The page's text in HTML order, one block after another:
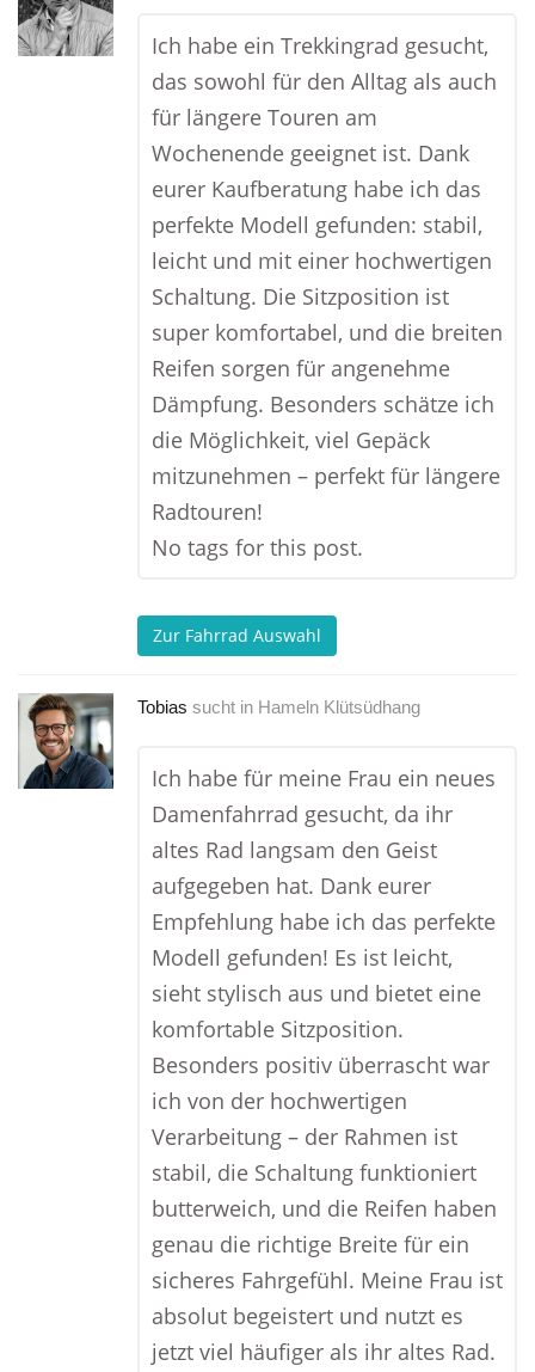
Ich habe ein Trekkingrad gesucht,
das sowohl für den Alltag als auch
für längere Touren am
Wochenende geeignet ist. Dank
eurer Kaufberatung habe ich das
perfekte Modell gefunden: stabil,
leicht und mit einer hochwertigen
Schaltung. Die Sitzposition ist
super komfortabel, und die breiten
Reifen sorgen für angenehme
Dämpfung. Besonders schätze ich
die Möglichkeit, viel Gepäck
mitzunehmen – perfekt für längere
Radtouren!
No tags for this post.
Zur Fahrrad Auswahl
Tobias sucht in Hameln Klütsüdhang
Ich habe für meine Frau ein neues
Damenfahrrad gesucht, da ihr
altes Rad langsam den Geist
aufgegeben hat. Dank eurer
Empfehlung habe ich das perfekte
Modell gefunden! Es ist leicht,
sieht stylisch aus und bietet eine
komfortable Sitzposition.
Besonders positiv überrascht war
ich von der hochwertigen
Verarbeitung – der Rahmen ist
stabil, die Schaltung funktioniert
butterweich, und die Reifen haben
genau die richtige Breite für ein
sicheres Fahrgefühl. Meine Frau ist
absolut begeistert und nutzt es
jetzt viel häufiger als ihr altes Rad.